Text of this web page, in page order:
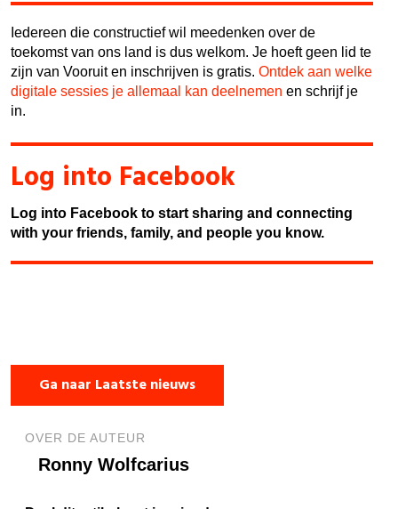
Iedereen die constructief wil meedenken over de
toekomst van ons land is dus welkom. Je hoeft geen lid te
zijn van Vooruit en inschrijven is gratis. Ontdek aan welke
digitale sessies je allemaal kan deelnemen en schrijf je
in.
Log into Facebook
Log into Facebook to start sharing and connecting
with your friends, family, and people you know.
Ga naar Laatste nieuws
OVER DE AUTEUR
Ronny Wolfcarius